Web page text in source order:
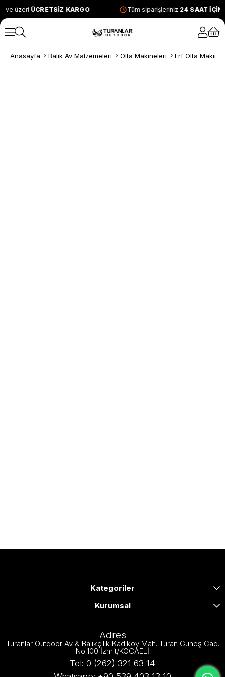
ve üzeriÜCRETSİZ KARGO Tüm siparişleriniz24 SAAT
Anasayfa Balık Av Malzemeleri Olta Makineleri Lrf Olta
Kategoriler
Kurumsal
Adres
Turanlar Outdoor Av & Balıkçılık Kadıköy Mah. Turan Güneş Cad.
No:100 İzmit/KOCAELİ
Tel: 0 (262) 321 63 14